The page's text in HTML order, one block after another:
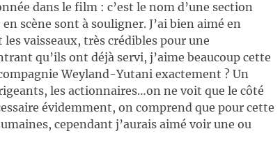
dans le film : c’est le nom d’une section
scène sont à souligner. J’ai bien aimé en
vaisseaux, très crédibles pour une
qu’ils ont déjà servi, j’aime beaucoup cette
Weyland-Yutani exactement ? Un
les actionnaires…on ne voit que le côté
évidemment, on comprend que pour cette
cependant j’aurais aimé voir une ou